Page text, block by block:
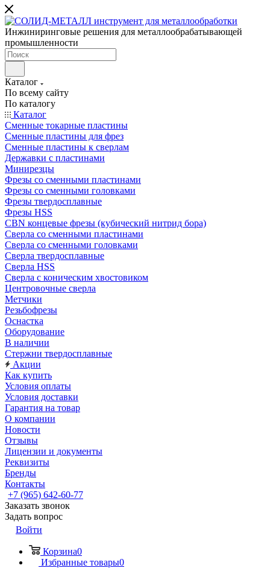
Инжиниринговые решения для металлообрабатывающей
промышленности
Каталог
По всему сайту
По каталогу
Каталог
Сменные токарные пластины
Сменные пластины для фрез
Сменные пластины к сверлам
Державки с пластинами
Минирезцы
Фрезы со сменными пластинами
Фрезы со сменными головками
Фрезы твердосплавные
Фрезы HSS
CBN концевые фрезы (кубический нитрид бора)
Сверла со сменными пластинами
Сверла со сменными головками
Сверла твердосплавные
Сверла HSS
Сверла с коническим хвостовиком
Центровочные сверла
Метчики
Резьбофрезы
Оснастка
Оборудование
В наличии
Стержни твердосплавные
Акции
Как купить
Условия оплаты
Условия доставки
Гарантия на товар
О компании
Новости
Отзывы
Лицензии и документы
Реквизиты
Бренды
Контакты
+7 (965) 642-60-77
Заказать звонок
Задать вопрос
Войти
Корзина0
Избранные товары0